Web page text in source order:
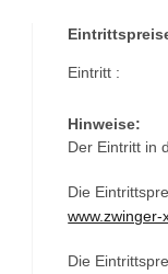
Eintritt :
Hinweise:
Der Eintritt in
Die
Die